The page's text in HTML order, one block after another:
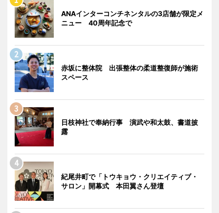
ANAインターコンチネンタルの3店舗が限定メ
ニュー 40周年記念で
赤坂に整体院 出張整体の柔道整復師が施術
スペース
日枝神社で奉納行事 演武や和太鼓、書道披
露
紀尾井町で「トウキョウ・クリエイティブ・
サロン」開幕式 本田翼さん登壇